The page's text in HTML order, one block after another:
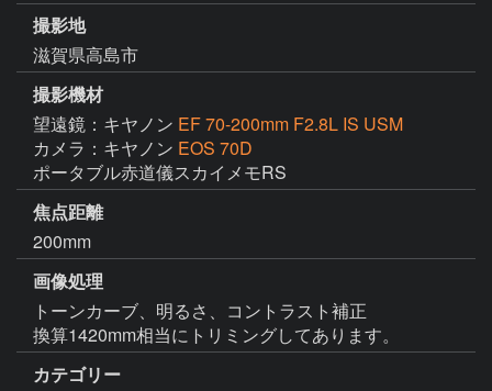
撮影地
滋賀県高島市
撮影機材
望遠鏡：キヤノン EF 70-200mm F2.8L IS USM
カメラ：キヤノン EOS 70D
ポータブル赤道儀スカイメモRS
焦点距離
200mm
画像処理
トーンカーブ、明るさ、コントラスト補正
換算1420mm相当にトリミングしてあります。
カテゴリー